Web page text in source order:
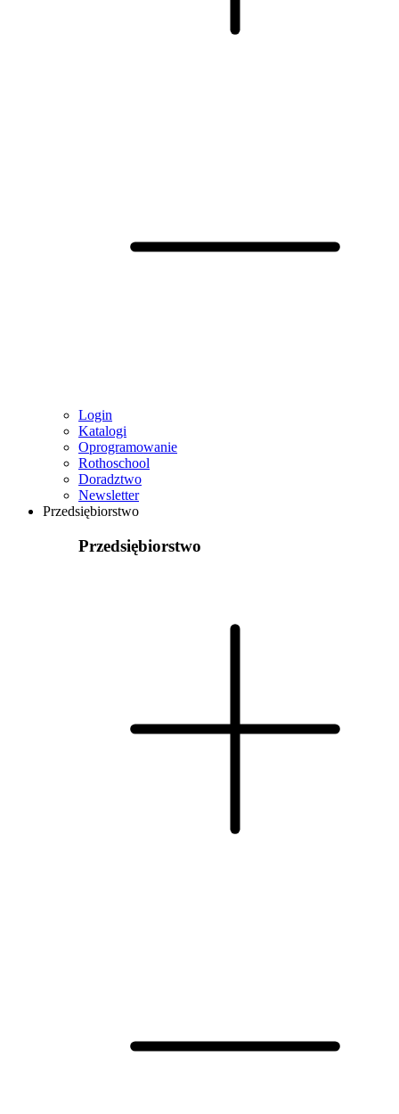
Login
Katalogi
Oprogramowanie
Rothoschool
Doradztwo
Newsletter
Przedsiębiorstwo
Przedsiębiorstwo